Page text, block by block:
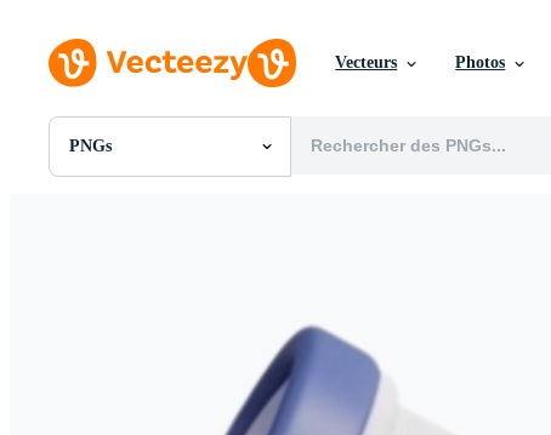
Vecteurs Photos
PNGs
Toutes Images
Événements Éditoriaux